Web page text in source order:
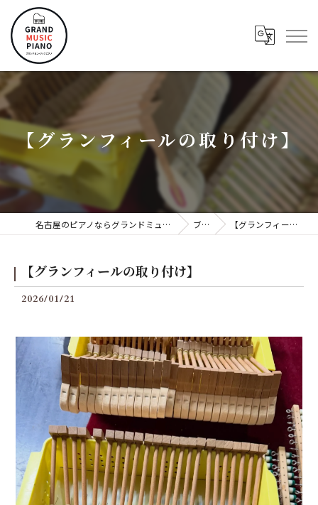
【グランフィールの取り付け】
名古屋のピアノならグランドミュージックピアノ株式会社 ブログ 【グランフィールの取り付け】
【グランフィールの取り付け】
2026/01/21